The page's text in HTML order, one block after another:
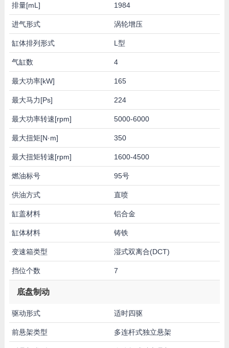
排量[mL] 1984
进气形式 涡轮增压
缸体排列形式 L型
气缸数 4
最大功率[kW] 165
最大马力[Ps] 224
最大功率转速[rpm] 5000-6000
最大扭矩[N·m] 350
最大扭矩转速[rpm] 1600-4500
燃油标号 95号
供油方式 直喷
缸盖材料 铝合金
缸体材料 铸铁
变速箱类型 湿式双离合(DCT)
挡位个数 7
底盘制动
驱动形式 适时四驱
前悬架类型 多连杆式独立悬架